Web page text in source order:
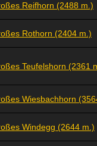
Reifhorn (2488 m.)
Rothorn (2404 m.)
Teufelshorn (2361
Wiesbachhorn
Windegg (2644 m.)